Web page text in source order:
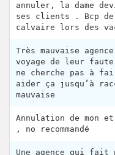
annuler, la dame
ses clients . Bcp de
calvaire lors des
Très mauvaise
voyage de leur
ne cherche pas à
aider ça jusqu’à
mauvaise
Annulation de mon
, no recommandé
Une agence qui fait